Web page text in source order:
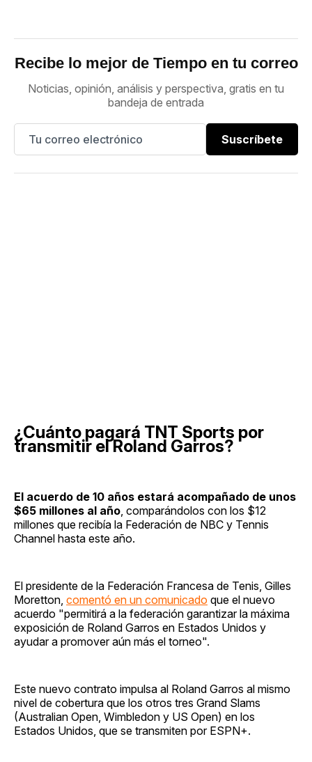
Recibe lo mejor de Tiempo en tu correo
Noticias, opinión, análisis y perspectiva, gratis en tu
bandeja de entrada
Suscríbete
¿Cuánto pagará TNT Sports por
transmitir el Roland Garros?
El acuerdo de 10 años estará acompañado de unos
$65 millones al año , comparándolos con los $12
millones que recibía la Federación de NBC y Tennis
Channel hasta este año.
El presidente de la Federación Francesa de Tenis, Gilles
Moretton, comentó en un comunicado que el nuevo
acuerdo "permitirá a la federación garantizar la máxima
exposición de Roland Garros en Estados Unidos y
ayudar a promover aún más el torneo".
Este nuevo contrato impulsa al Roland Garros al mismo
nivel de cobertura que los otros tres Grand Slams
(Australian Open, Wimbledon y US Open) en los
Estados Unidos, que se transmiten por ESPN+.